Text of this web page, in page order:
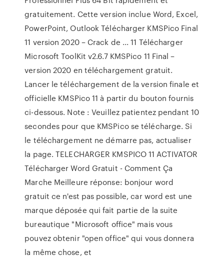
gratuitement. Cette version inclue Word, Excel,
PowerPoint, Outlook Télécharger KMSPico Final
11 version 2020 – Crack de ... 11 Télécharger
Microsoft ToolKit v2.6.7 KMSPico 11 Final –
version 2020 en téléchargement gratuit.
Lancer le téléchargement de la version finale et
officielle KMSPico 11 à partir du bouton fournis
ci-dessous. Note : Veuillez patientez pendant 10
secondes pour que KMSPico se télécharge. Si
le téléchargement ne démarre pas, actualiser
la page. TELECHARGER KMSPICO 11 ACTIVATOR
Télécharger Word Gratuit - Comment Ça
Marche Meilleure réponse: bonjour word
gratuit ce n'est pas possible, car word est une
marque déposée qui fait partie de la suite
bureautique "Microsoft office" mais vous
pouvez obtenir "open office" qui vous donnera
la même chose, et